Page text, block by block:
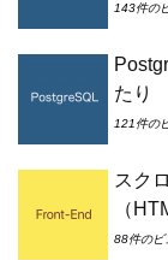
143件の
たり
121件の
スク
（
88件のビ